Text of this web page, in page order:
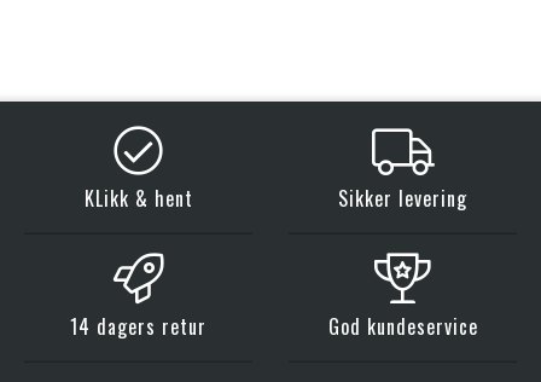
KLikk & hent Sikker levering
14 dagers retur God kundeservice